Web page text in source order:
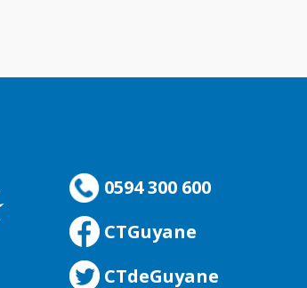
0594 300 600
CTGuyane
CTdeGuyane